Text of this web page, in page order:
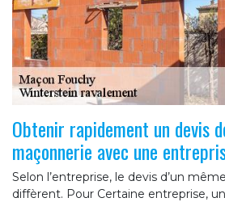
Obtenir rapidement un devis
maçonnerie avec une
Selon l’entreprise, le devis d’un
diffèrent. Pour Certaine entreprise,